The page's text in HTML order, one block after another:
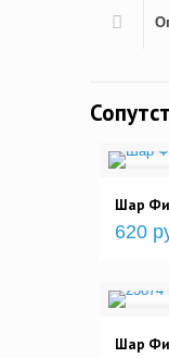
Шар
620
Шар